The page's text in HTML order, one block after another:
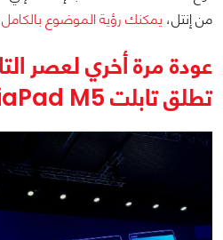
من إنتل، يمكنك رؤية الموضوع
عودة مرة أخري لعصر
تطلق تابلت MediaPad M5 الجديد